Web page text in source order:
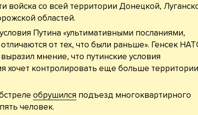
войска со всей территории Донецкой,
областей.
условия Путина «ультимативными посланиями,
от тех, что были раньше». Генсек
мнение, что путинские условия
хочет контролировать еще больше территории
обрушился подъезд многоквартирного
человек.